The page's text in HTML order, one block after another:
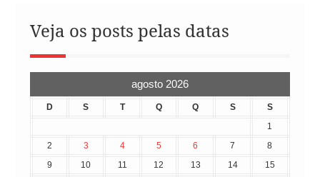
Veja os posts pelas datas
agosto 2026
D S T Q Q S
S
1
2
3 4 5 6 7
8
9
10 11 12 13 14
15